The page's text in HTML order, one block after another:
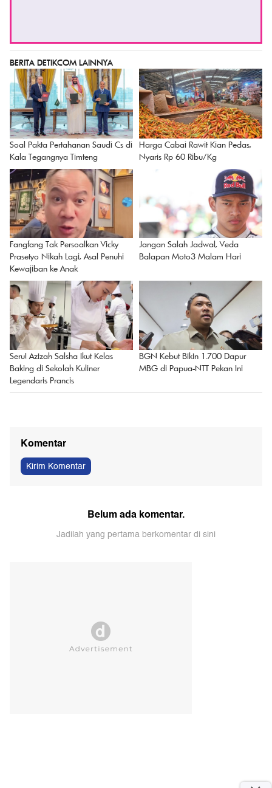
BERITA DETIKCOM LAINNYA
Soal Pakta Pertahanan Saudi Cs di
Kala Tegangnya Timteng
Harga Cabai Rawit Kian Pedas,
Nyaris Rp 60 Ribu/Kg
Fangfang Tak Persoalkan Vicky
Prasetyo Nikah Lagi, Asal Penuhi
Kewajiban ke Anak
Jangan Salah Jadwal, Veda
Balapan Moto3 Malam Hari
Seru! Azizah Salsha Ikut Kelas
Baking di Sekolah Kuliner
Legendaris Prancis
BGN Kebut Bikin 1.700 Dapur
MBG di Papua-NTT Pekan Ini
Komentar
Kirim Komentar
Belum ada komentar.
Jadilah yang pertama berkomentar di sini